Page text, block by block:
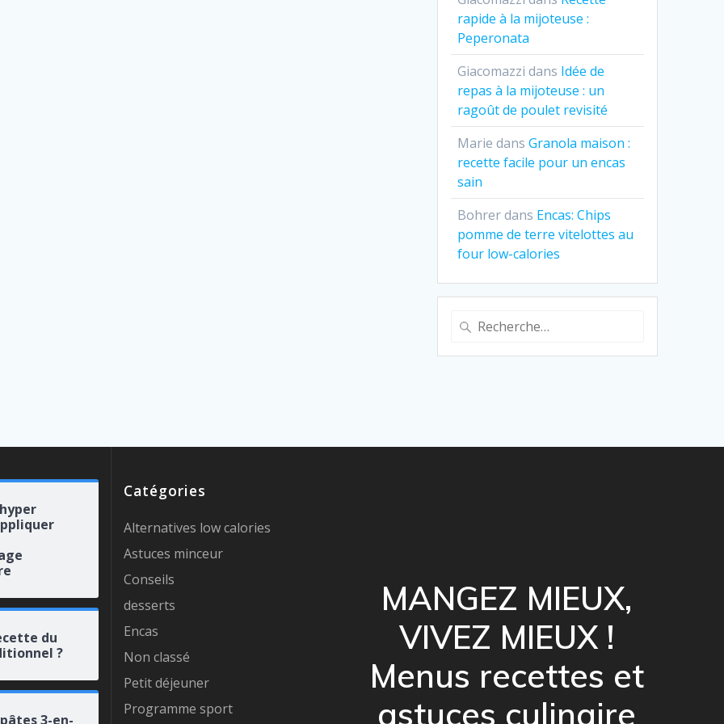
rapide à la mijoteuse :
Peperonata
Giacomazzi dans Idée de
repas à la mijoteuse : un
ragoût de poulet revisité
Marie dansGranola maison :
recette facile pour un encas
sain
Bohrerdans Encas: Chips
pomme de terre vitelottes au
four low-calories
Recherche
pour
:
du
?
3-en-
Catégories
Alternatives low calories
Astuces minceur
Conseils
desserts
Encas
Non classé
Petit déjeuner
Programme sport
MANGEZ MIEUX,
VIVEZ MIEUX !
Menus recettes et
astuces culinaire